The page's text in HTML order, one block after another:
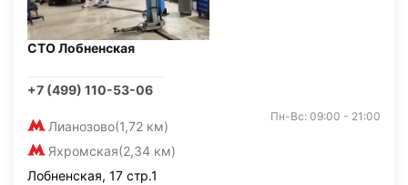
СТО Лобненская
+7 (499) 110-53-06
Лианозово(1,72 км)
Яхромская(2,34 км)
Пн-Вс: 09:00 - 21:00
Лобненская, 17 стр.1